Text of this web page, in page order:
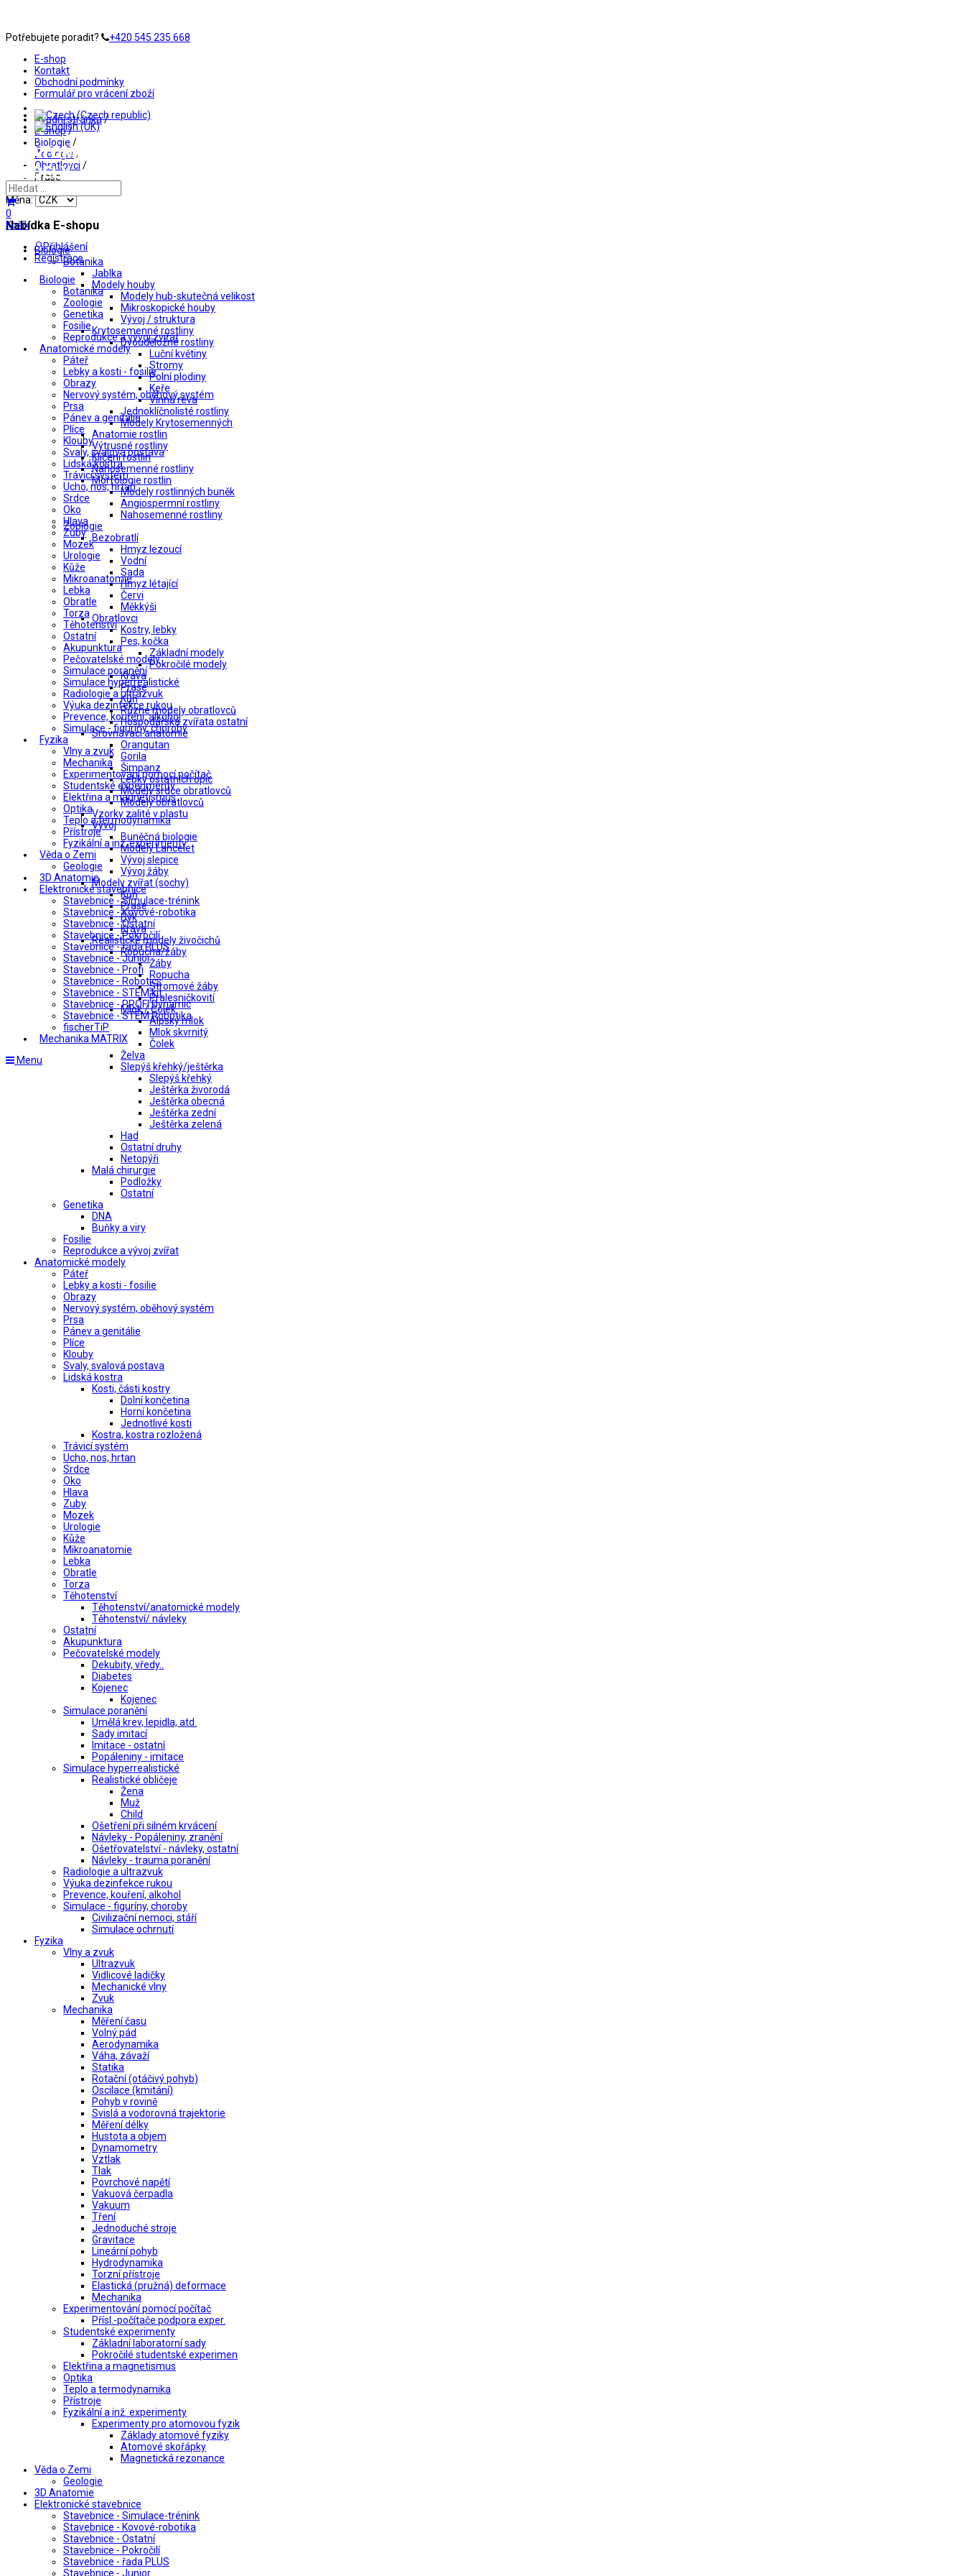
Potřebujete poradit?
+420 545 235 668
E-shop
Kontakt
Obchodní podmínky
Formulář pro vrácení zboží
0
Košík
Přihlášení
Registrace
Biologie
Botanika
Zoologie
Genetika
Fosilie
Reprodukce a vývoj zvířat
Anatomické modely
Páteř
Lebky a kosti - fosilie
Obrazy
Nervový systém, oběhový systém
Prsa
Pánev a genitálie
Plíce
Klouby
Svaly, svalová postava
Lidská kostra
Trávicí systém
Ucho, nos, hrtan
Srdce
Oko
Hlava
Zuby
Mozek
Urologie
Kůže
Mikroanatomie
Lebka
Obratle
Torza
Těhotenství
Ostatní
Akupunktura
Pečovatelské modely
Simulace poranění
Simulace hyperrealistické
Radiologie a ultrazvuk
Výuka dezinfekce rukou
Prevence, kouření, alkohol
Simulace - figuríny, choroby
Fyzika
Vlny a zvuk
Mechanika
Experimentování pomocí počítač
Studentské experimenty
Elektřina a magnetismus
Optika
Teplo a termodynamika
Přístroje
Fyzikální a inž. experimenty
Věda o Zemi
Geologie
3D Anatomie
Elektronické stavebnice
Stavebnice - Simulace-trénink
Stavebnice - Kovové-robotika
Stavebnice - Ostatní
Stavebnice - Pokročilí
Stavebnice - řada PLUS
Stavebnice - Junior
Stavebnice - Profi
Stavebnice - Robotics
Stavebnice - STEM kit
Stavebnice - PROFI Dynamic
Stavebnice - STEM Robotika
fischerTiP
Mechanika MATRIX
Menu
Úvodní stránka/
E-shop/
Biologie /
Zoologie /
Obratlovci /
Prase
Měna:
Nabídka E-shopu
Biologie
Botanika
Jablka
Modely houby
Modely hub-skutečná velikost
Mikroskopické houby
Vývoj / struktura
Krytosemenné rostliny
Dvouděložné rostliny
Luční květiny
Stromy
Polní plodiny
Keře
Vinná réva
Jednoklíčnolisté rostliny
Modely Krytosemenných
Anatomie rostlin
Výtrusné rostliny
Klíčení rostlin
Nahosemenné rostliny
Morfologie rostlin
Modely rostlinných buněk
Angiospermní rostliny
Nahosemenné rostliny
Zoologie
Bezobratlí
Hmyz lezoucí
Vodní
Sada
Hmyz létající
Červi
Měkkýši
Obratlovci
Kostry, lebky
Pes, kočka
Základní modely
Pokročilé modely
Kráva
Prase
Kůň
Různé modely obratlovců
Hospodářská zvířata ostatní
Srovnávací anatomie
Orangutan
Gorila
Šimpanz
Lebky ostatních opic
Modely srdce obratlovců
Modely obratlovců
Vzorky zalité v plastu
Vývoj
Buněčná biologie
Modely Lancelet
Vývoj slepice
Vývoj žáby
Modely zvířat (sochy)
Kůň
Prase
Býk
Kráva
Realistické modely živočichů
Ropucha/žáby
Žáby
Ropucha
Stromové žáby
Pralesničkovití
Mlok / Čolek
Alpský mlok
Mlok skvrnitý
Čolek
Želva
Slepýš křehký/ještěrka
Slepýš křehký
Ještěrka živorodá
Ještěrka obecná
Ještěrka zední
Ještěrka zelená
Had
Ostatní druhy
Netopýři
Malá chirurgie
Podložky
Ostatní
Genetika
DNA
Buňky a viry
Fosilie
Reprodukce a vývoj zvířat
Anatomické modely
Páteř
Lebky a kosti - fosilie
Obrazy
Nervový systém, oběhový systém
Prsa
Pánev a genitálie
Plíce
Klouby
Svaly, svalová postava
Lidská kostra
Kosti, části kostry
Dolní končetina
Horní končetina
Jednotlivé kosti
Kostra, kostra rozložená
Trávicí systém
Ucho, nos, hrtan
Srdce
Oko
Hlava
Zuby
Mozek
Urologie
Kůže
Mikroanatomie
Lebka
Obratle
Torza
Těhotenství
Těhotenství/anatomické modely
Těhotenství/ návleky
Ostatní
Akupunktura
Pečovatelské modely
Dekubity, vředy..
Diabetes
Kojenec
Kojenec
Simulace poranění
Umělá krev, lepidla, atd.
Sady imitací
Imitace - ostatní
Popáleniny - imitace
Simulace hyperrealistické
Realistické obličeje
Žena
Muž
Child
Ošetření při silném krvácení
Návleky - Popáleniny, zranění
Ošetřovatelství - návleky, ostatní
Návleky - trauma poranění
Radiologie a ultrazvuk
Výuka dezinfekce rukou
Prevence, kouření, alkohol
Simulace - figuríny, choroby
Civilizační nemoci, stáří
Simulace ochrnutí
Fyzika
Vlny a zvuk
Ultrazvuk
Vidlicové ladičky
Mechanické vlny
Zvuk
Mechanika
Měření času
Volný pád
Aerodynamika
Váha, závaží
Statika
Rotační (otáčivý pohyb)
Oscilace (kmitání)
Pohyb v rovině
Svislá a vodorovná trajektorie
Měření délky
Hustota a objem
Dynamometry
Vztlak
Tlak
Povrchové napětí
Vakuová čerpadla
Vakuum
Tření
Jednoduché stroje
Gravitace
Lineární pohyb
Hydrodynamika
Torzní přístroje
Elastická (pružná) deformace
Mechanika
Experimentování pomocí počítač
Přísl.-počítače podpora exper.
Studentské experimenty
Základní laboratorní sady
Pokročilé studentské experimen
Elektřina a magnetismus
Optika
Teplo a termodynamika
Přístroje
Fyzikální a inž. experimenty
Experimenty pro atomovou fyzik
Základy atomové fyziky
Atomové skořápky
Magnetická rezonance
Věda o Zemi
Geologie
3D Anatomie
Elektronické stavebnice
Stavebnice - Simulace-trénink
Stavebnice - Kovové-robotika
Stavebnice - Ostatní
Stavebnice - Pokročilí
Stavebnice - řada PLUS
Stavebnice - Junior